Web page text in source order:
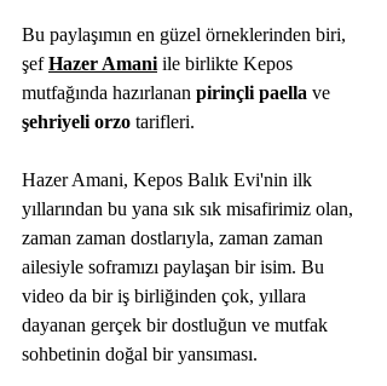
Bu paylaşımın en güzel örneklerinden biri,
şef Hazer Amani ile birlikte Kepos
mutfağında hazırlanan pirinçli paella ve
şehriyeli orzo tarifleri.
Hazer Amani, Kepos Balık Evi'nin ilk
yıllarından bu yana sık sık misafirimiz olan,
zaman zaman dostlarıyla, zaman zaman
ailesiyle soframızı paylaşan bir isim. Bu
video da bir iş birliğinden çok, yıllara
dayanan gerçek bir dostluğun ve mutfak
sohbetinin doğal bir yansıması.